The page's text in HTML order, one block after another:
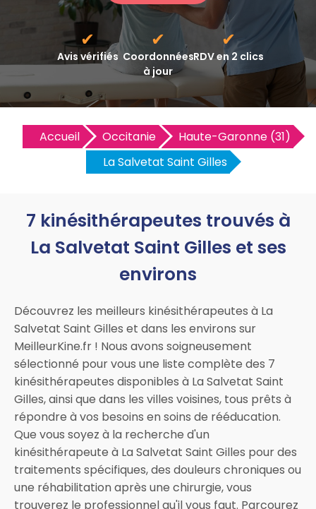
✔
Avis vérifiés
✔
Coordonnées
à jour
✔
RDV en 2 clics
Accueil Occitanie
Haute-Garonne (31)
La Salvetat Saint Gilles
7 kinésithérapeutes trouvés à
La Salvetat Saint Gilles et ses
environs
Découvrez les meilleurs kinésithérapeutes à La
Salvetat Saint Gilles et dans les environs sur
MeilleurKine.fr ! Nous avons soigneusement
sélectionné pour vous une liste complète des 7
kinésithérapeutes disponibles à La Salvetat Saint
Gilles, ainsi que dans les villes voisines, tous prêts à
répondre à vos besoins en soins de rééducation.
Que vous soyez à la recherche d'un
kinésithérapeute à La Salvetat Saint Gilles pour des
traitements spécifiques, des douleurs chroniques ou
une réhabilitation après une chirurgie, vous
trouverez le professionnel qu'il vous faut. Parcourez